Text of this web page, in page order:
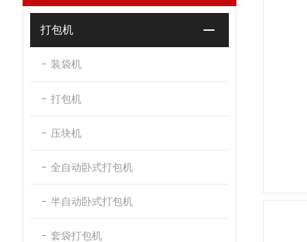
打包机
装袋机
打包机
压块机
全自动卧式打包机
半自动卧式打包机
套袋打包机